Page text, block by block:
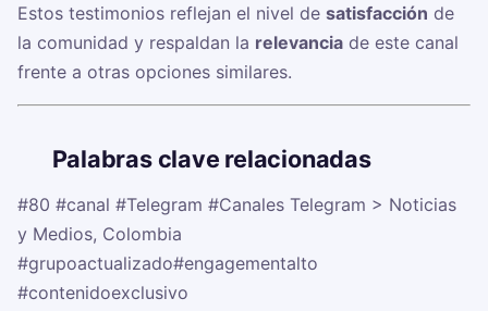
Estos testimonios reflejan el nivel de satisfacción de
la comunidad y respaldan la relevancia de este canal
frente a otras opciones similares.
Palabras clave relacionadas
#80 #canal #Telegram #Canales Telegram > Noticias
y Medios, Colombia
#grupoactualizado#engagementalto
#contenidoexclusivo